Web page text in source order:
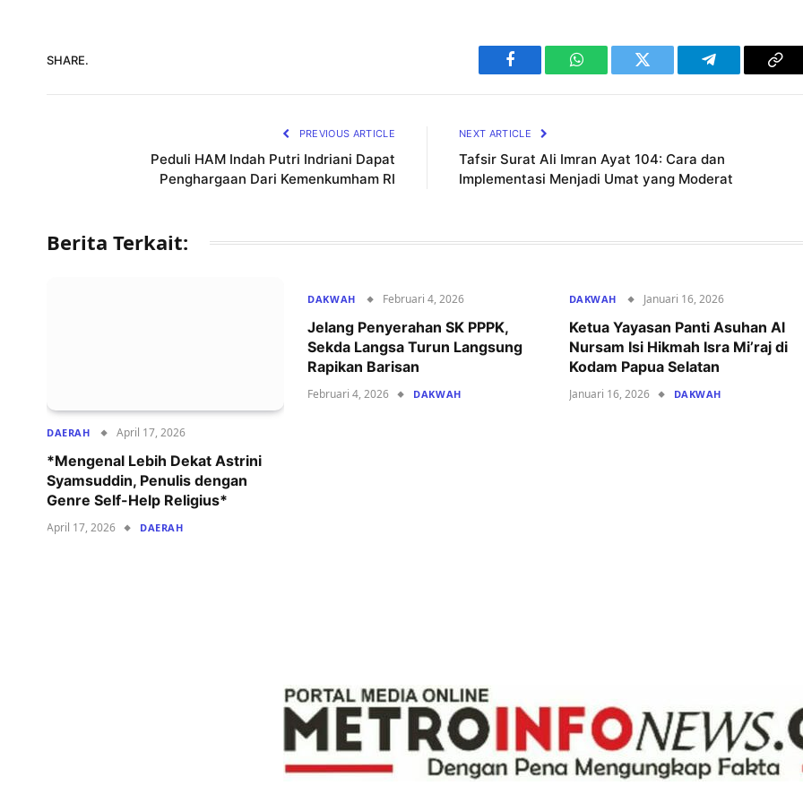
SHARE.
Facebook WhatsAppTwitter Telegram
PREVIOUS ARTICLE
Peduli HAM Indah Putri Indriani Dapat
Penghargaan Dari Kemenkumham RI
NEXT ARTICLE
Tafsir Surat Ali Imran Ayat 104: Cara dan
Implementasi Menjadi Umat yang Moderat
Berita Terkait:
DAERAH April 17, 2026
*Mengenal Lebih Dekat Astrini
Syamsuddin, Penulis dengan
Genre Self-Help Religius*
April 17, 2026 DAERAH
DAKWAH Februari 4, 2026
Jelang Penyerahan SK PPPK,
Sekda Langsa Turun Langsung
Rapikan Barisan
Februari 4, 2026 DAKWAH
DAKWAH Januari 16, 2026
Ketua Yayasan Panti Asuhan Al
Nursam Isi Hikmah Isra Mi’raj di
Kodam Papua Selatan
Januari 16, 2026 DAKWAH